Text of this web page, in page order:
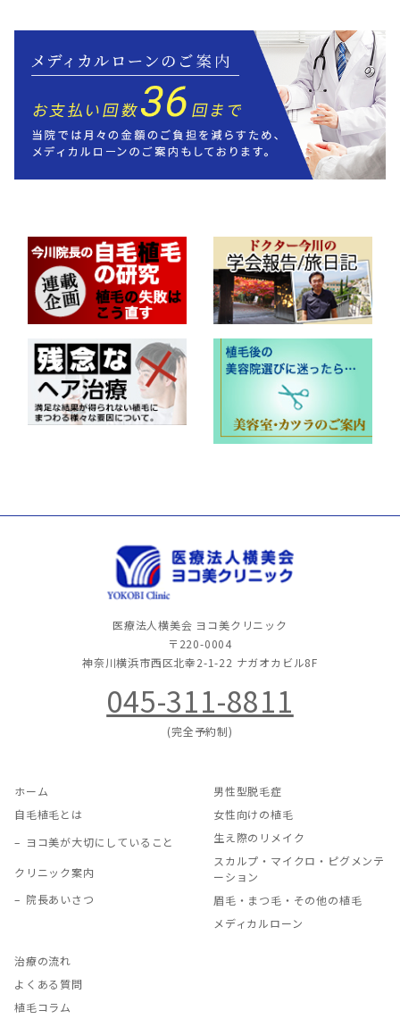
医療法人横美会 ヨコ美クリニック
〒220-0004
神奈川横浜市西区北幸2-1-22 ナガオカビル8F
045-311-8811
(完全予約制)
ホーム
自毛植毛とは
ヨコ美が大切にしていること
クリニック案内
院長あいさつ
男性型脱毛症
女性向けの植毛
生え際のリメイク
スカルプ・マイクロ・ピグメンテ
ーション
眉毛・まつ毛・その他の植毛
メディカルローン
治療の流れ
よくある質問
植毛コラム